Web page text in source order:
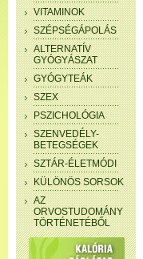
VITAMINOK
SZÉPSÉGÁPOLÁS
ALTERNATÍV
GYÓGYÁSZAT
GYÓGYTEÁK
SZEX
PSZICHOLÓGIA
SZENVEDÉLY-
BETEGSÉGEK
SZTÁR-ÉLETMÓDI
KÜLÖNÖS SORSOK
AZ
ORVOSTUDOMÁNY
TÖRTÉNETÉBŐL